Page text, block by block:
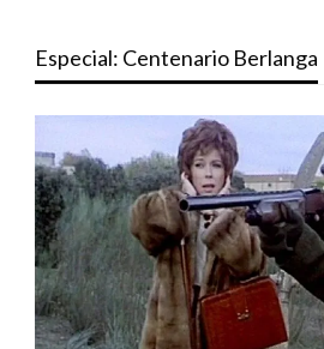
Especial: Centenario Berlanga